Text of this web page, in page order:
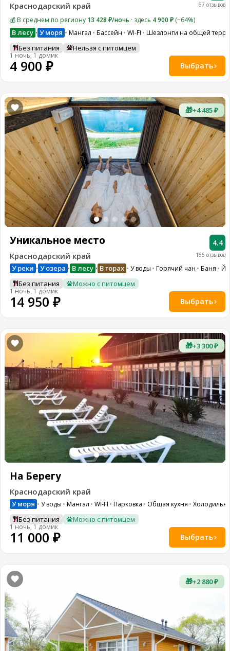
67 отзывов
Краснодарский край
💰 В среднем по региону 13 428 ₽/ночь · здесь 4 900 ₽ (−64%)
В лесу • У моря Мангал Бассейн WI-FI Шезлонги на общей
Без питания Нельзя с питомцем
1 ночь, 1 домик
4 900 ₽ Выбрать
🎁+4 485 ₽
165 отзывов
4.4
Уникальное место
Краснодарский край
У реки • У озера • В лесу • В горах У воды Горячий чан Баня
Без питания Можно с питомцем
1 ночь, 1 домик
14 950 ₽ Выбрать
🎁+3 300 ₽
На Берегу
Краснодарский край
У моря У воды Мангал WI-FI Парковка Общая кухня
Без питания Можно с питомцем
1 ночь, 1 домик
11 000 ₽ Выбрать
🎁+2 880 ₽